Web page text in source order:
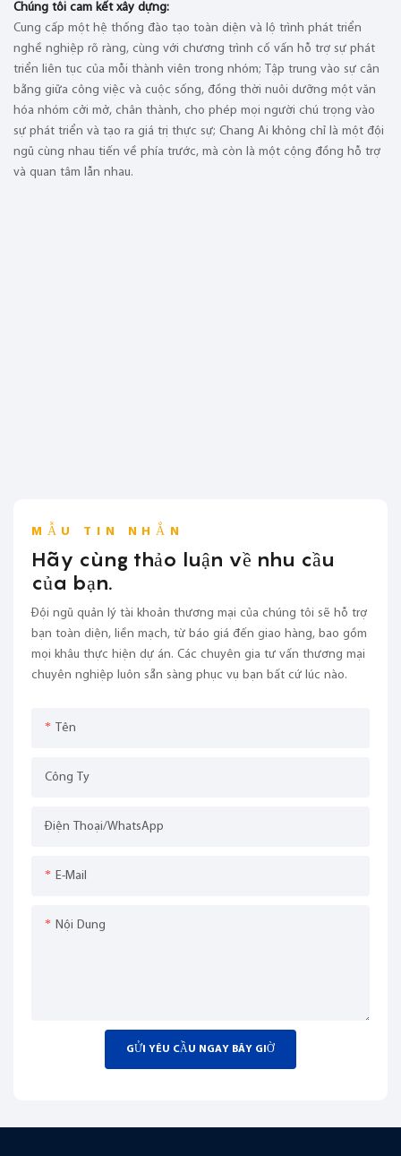
Chúng tôi cam kết xây dựng:
Cung cấp một hệ thống đào tạo toàn diện và lộ trình phát triển
nghề nghiệp rõ ràng, cùng với chương trình cố vấn hỗ trợ sự phát
triển liên tục của mỗi thành viên trong nhóm; Tập trung vào sự cân
bằng giữa công việc và cuộc sống, đồng thời nuôi dưỡng một văn
hóa nhóm cởi mở, chân thành, cho phép mọi người chú trọng vào
sự phát triển và tạo ra giá trị thực sự; Chang Ai không chỉ là một đội
ngũ cùng nhau tiến về phía trước, mà còn là một cộng đồng hỗ trợ
và quan tâm lẫn nhau.
MẪU TIN NHẮN
Hãy cùng thảo luận về nhu cầu
của bạn.
Đội ngũ quản lý tài khoản thương mại của chúng tôi sẽ hỗ trợ
bạn toàn diện, liền mạch, từ báo giá đến giao hàng, bao gồm
mọi khâu thực hiện dự án. Các chuyên gia tư vấn thương mại
chuyên nghiệp luôn sẵn sàng phục vụ bạn bất cứ lúc nào.
Tên
Công Ty
Điện Thoại/WhatsApp
E-Mail
Nội Dung
GỬI YÊU CẦU NGAY BÂY GIỜ